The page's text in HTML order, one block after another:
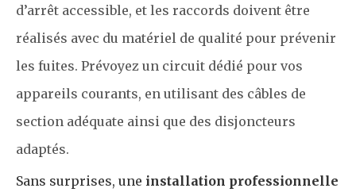
d’arrêt accessible, et les raccords doivent être
réalisés avec du matériel de qualité pour prévenir
les fuites. Prévoyez un circuit dédié pour vos
appareils courants, en utilisant des câbles de
section adéquate ainsi que des disjoncteurs
adaptés.
Sans surprises, une installation professionnelle